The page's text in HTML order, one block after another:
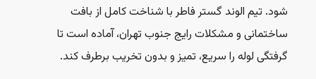
شود. تیم الوند گستر فاطر با شناخت کامل از بافت
ساختمانی و مشکلات رایج جنوب تهران، آماده است تا
گرفتگی لوله را سریع، تمیز و بدون تخریب برطرف کند.